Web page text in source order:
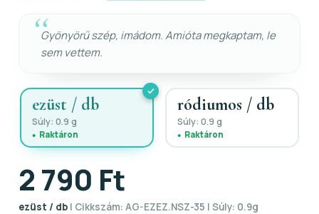
Gyönyörű szép, imádom. Amióta megkaptam, le
sem vettem.
ezüst / db
Súly: 0.9 g
Raktáron
ródiumos / db
Súly: 0.9 g
Raktáron
2 790 Ft
ezüst / db | Cikkszám: AG-EZEZ.NSZ-35 | Súly: 0.9g